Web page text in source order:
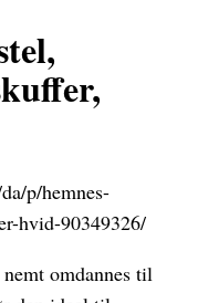
p/hemnes-
hvid-90349326/
omdannes til